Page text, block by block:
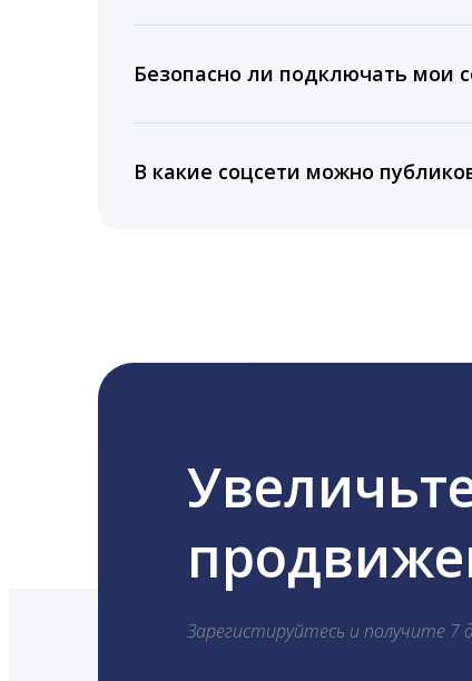
подключении тарифа Блогер. При
5 лет.
Безопасно ли подключать мои
информацию третьим лицам.
В какие соцсети можно
Зарегистируйтесь и получите 7